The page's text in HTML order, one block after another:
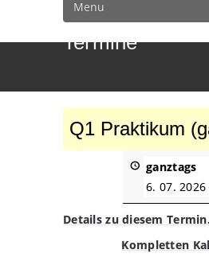
Termine
Q1 Praktikum
ganztags
6. 07. 2026
Details zu diesem
Kompletten